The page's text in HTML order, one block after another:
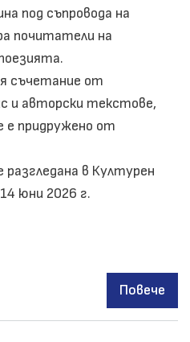
под съпровода на
почитатели на
съчетание от
и авторски текстове,
е придружено от
в Културен
юни 2026 г.
Повече